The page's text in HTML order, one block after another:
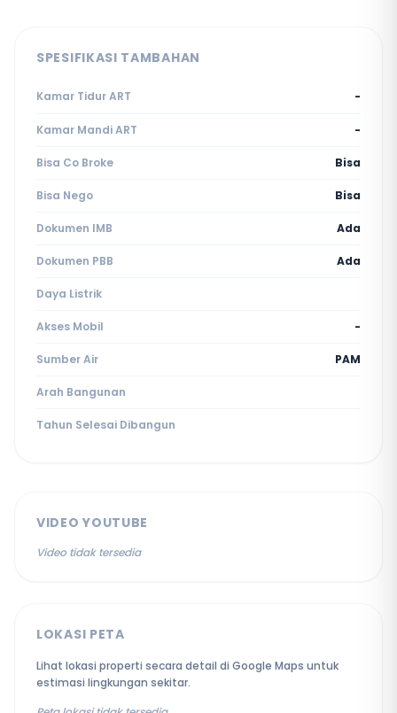
SPESIFIKASI TAMBAHAN
Kamar Tidur ART -
Kamar Mandi ART -
Bisa Co Broke Bisa
Bisa Nego Bisa
Dokumen IMB Ada
Dokumen PBB Ada
Daya Listrik
Akses Mobil -
Sumber Air PAM
Arah Bangunan
Tahun Selesai Dibangun
VIDEO YOUTUBE
Video tidak tersedia
LOKASI PETA
Lihat lokasi properti secara detail di Google Maps untuk
estimasi lingkungan sekitar.